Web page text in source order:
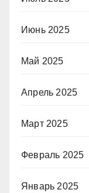
Июнь 2025
Май 2025
Апрель 2025
Март 2025
Февраль 2025
Январь 2025